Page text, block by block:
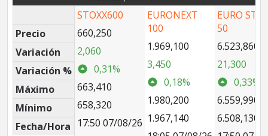
Precio
Variación
Variación %
Máximo
Mínimo
Fecha/Hora
STOXX600
660,250
2,060
0,31%
663,410
658,320
17:50 07/08/26
EURONEXT
100
1.969,100
3,450
0,18%
1.980,200
1.967,140
EURO
50
6.523,860
21,300
0,33%
6.559,990
6.508,130